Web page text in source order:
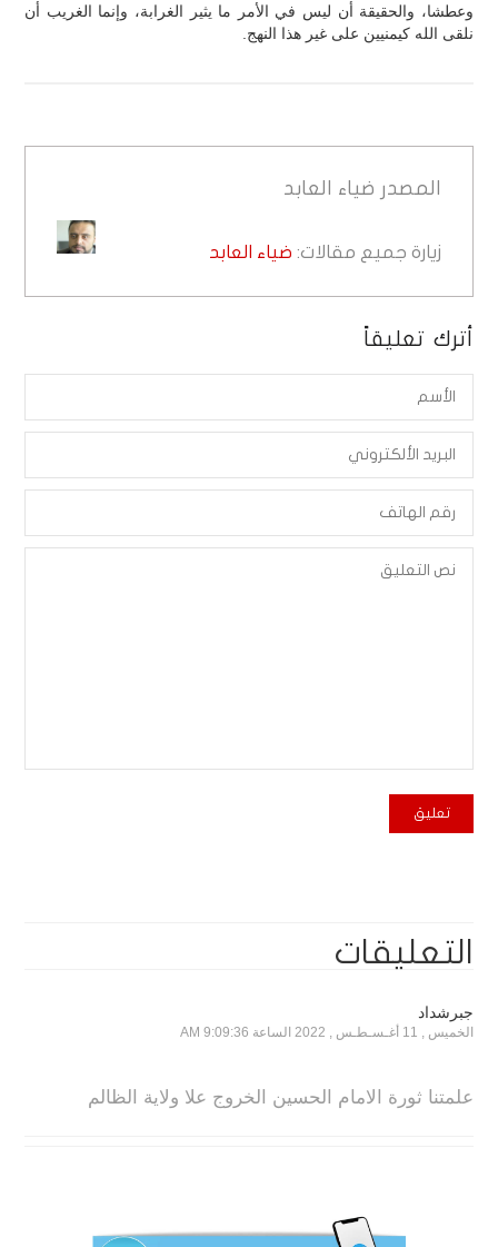
وعطشا، والحقيقة أن ليس في الأمر ما يثير الغرابة، وإنما الغريب أن
نلقى الله كيمنيين على غير هذا النهج.
المصدر ضياء العابد
زيارة جميع مقالات: ضياء العابد
أترك تعليقاً
التعليقات
جبرشداد
الخميس , 11 أغـسـطـس , 2022 الساعة 9:09:36 AM
علمتنا ثورة الامام الحسين الخروج علا ولاية الظالم